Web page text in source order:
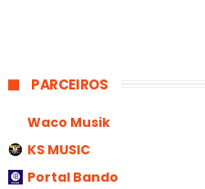
PARCEIROS
Waco Musik
KS MUSIC
Portal Bando